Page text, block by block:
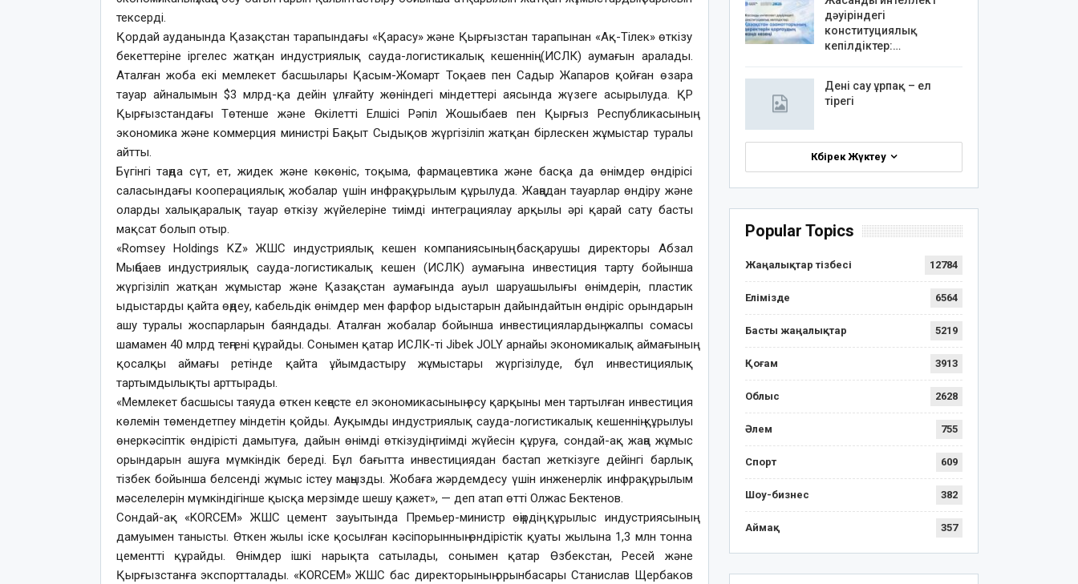
тексерді.
Қордай ауданында Қазақстан тарапындағы «Қарасу» және Қырғызстан тарапынан «Ақ-Тілек» өткізу
бекеттеріне іргелес жатқан индустриялық сауда-логистикалық кешеннің (ИСЛК) аумағын аралады.
Аталған жоба екі мемлекет басшылары Қасым-Жомарт Тоқаев пен Садыр Жапаров қойған өзара
тауар айналымын $3 млрд-қа дейін ұлғайту жөніндегі міндеттері аясында жүзеге асырылуда. ҚР
Қырғызстандағы Төтенше және Өкілетті Елшісі Рәпіл Жошыбаев пен Қырғыз Республикасының
экономика және коммерция министрі Бақыт Сыдықов жүргізіліп жатқан бірлескен жұмыстар туралы
айтты.
Бүгінгі таңда сүт, ет, жидек және көкөніс, тоқыма, фармацевтика және басқа да өнімдер өндірісі
саласындағы кооперациялық жобалар үшін инфрақұрылым құрылуда. Жаңадан тауарлар өндіру және
оларды халықаралық тауар өткізу жүйелеріне тиімді интеграциялау арқылы әрі қарай сату басты
мақсат болып отыр.
«Romsey Holdings KZ» ЖШС индустриялық кешен компаниясының басқарушы директоры Абзал
Мыңбаев индустриялық сауда-логистикалық кешен (ИСЛК) аумағына инвестиция тарту бойынша
жүргізіліп жатқан жұмыстар және Қазақстан аумағында ауыл шаруашылығы өнімдерін, пластик
ыдыстарды қайта өңдеу, кабельдік өнімдер мен фарфор ыдыстарын дайындайтын өндіріс орындарын
ашу туралы жоспарларын баяндады. Аталған жобалар бойынша инвестициялардың жалпы сомасы
шамамен 40 млрд теңгені құрайды. Сонымен қатар ИСЛК-ті Jibek JOLY арнайы экономикалық аймағының
қосалқы аймағы ретінде қайта ұйымдастыру жұмыстары жүргізілуде, бұл инвестициялық
тартымдылықты арттырады.
«Мемлекет басшысы таяуда өткен кеңесте ел экономикасының өсу қарқыны мен тартылған инвестиция
көлемін төмендетпеу міндетін қойды. Ауқымды индустриялық сауда-логистикалық кешеннің құрылуы
өнеркәсіптік өндірісті дамытуға, дайын өнімді өткізудің тиімді жүйесін құруға, сондай-ақ жаңа жұмыс
орындарын ашуға мүмкіндік береді. Бұл бағытта инвестициядан бастап жеткізуге дейінгі барлық
тізбек бойынша белсенді жұмыс істеу маңызды. Жобаға жәрдемдесу үшін инженерлік инфрақұрылым
мәселелерін мүмкіндігінше қысқа мерзімде шешу қажет», — деп атап өтті Олжас Бектенов.
Сондай-ақ «KORCEM» ЖШС цемент зауытында Премьер-министр өңірдің құрылыс индустриясының
дамуымен танысты. Өткен жылы іске қосылған кәсіпорынның өндірістік қуаты жылына 1,3 млн тонна
цементті құрайды. Өнімдер ішкі нарықта сатылады, сонымен қатар Өзбекстан, Ресей және
Қырғызстанға экспортталады. «KORCEM» ЖШС бас директорының орынбасары Станислав Щербаков
дәуіріндегі
конституциялық
кепілдіктер:…
Дені сау ұрпақ – ел
тірегі
Көбірек Жүктеу
Popular Topics
Жаңалықтар тізбесі 12784
Елімізде 6564
Басты жаңалықтар 5219
Қоғам 3913
Облыс 2628
Әлем 755
Спорт 609
Шоу-бизнес 382
Аймақ 357